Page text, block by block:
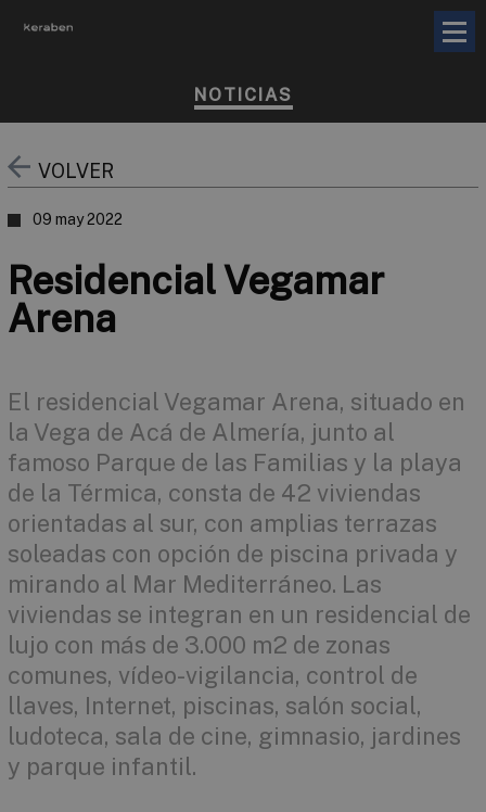
NOTICIAS
VOLVER
09 may 2022
Residencial Vegamar
Arena
El residencial Vegamar Arena, situado en
la Vega de Acá de Almería, junto al
famoso Parque de las Familias y la playa
de la Térmica, consta de 42 viviendas
orientadas al sur, con amplias terrazas
soleadas con opción de piscina privada y
mirando al Mar Mediterráneo. Las
viviendas se integran en un residencial de
lujo con más de 3.000 m2 de zonas
comunes, vídeo-vigilancia, control de
llaves, Internet, piscinas, salón social,
ludoteca, sala de cine, gimnasio, jardines
y parque infantil.